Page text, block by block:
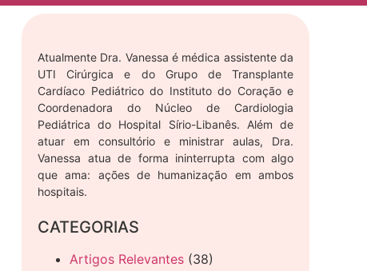
Atualmente Dra. Vanessa é médica assistente da
UTI Cirúrgica e do Grupo de Transplante
Cardíaco Pediátrico do Instituto do Coração e
Coordenadora do Núcleo de Cardiologia
Pediátrica do Hospital Sírio-Libanês. Além de
atuar em consultório e ministrar aulas, Dra.
Vanessa atua de forma ininterrupta com algo
que ama: ações de humanização em ambos
hospitais.
CATEGORIAS
Artigos Relevantes (38)